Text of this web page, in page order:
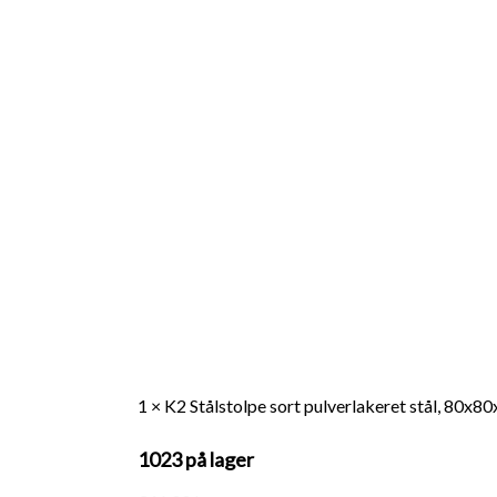
1 × K2 Stålstolpe sort pulverlakeret stål,
1023 på lager